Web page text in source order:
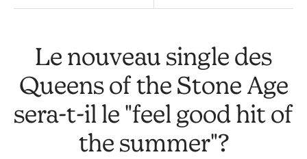
Le nouveau single des
Queens of the Stone Age
sera-t-il le "feel good hit of
the summer"?